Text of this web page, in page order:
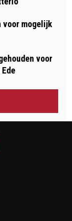
voor mogelijk
voor